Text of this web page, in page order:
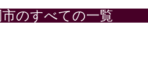
のすべての一覧